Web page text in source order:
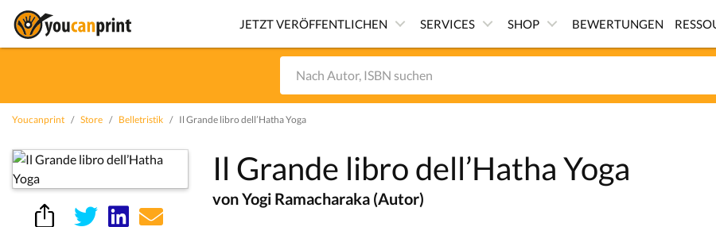
JETZT VERÖFFENTLICHEN SERVICES SHOP BEWERTUNGEN
Youcanprint Store Belletristik Il Grande libro dell’Hatha Yoga
Il Grande libro dell’Hatha Yoga
von Yogi Ramacharaka (Autor)